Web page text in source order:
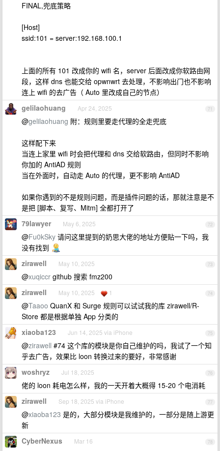
FINAL,兜底策略
[Host]
ssid:101 = server:192.168.100.1
上面的所有 101 改成你的 wifi 名，server 后面改成你软路由网
段，这样 dns 也能交给 opwnwrt 去处理，不影响出门也不影响
连上 wifi 的去广告（ Auto 里改成自己的节点）
71
gelilaohuang Apr 24, 2025
@gelilaohuang 附：规则里要走代理的全走兜底
这样配下来
当连上家里 wifi 时会把代理和 dns 交给软路由，但同时不影响
你加的 AntiAD 规则
当在外面时，自动走 Auto 的代理，更不影响 AntiAD
如果你遇到的不是规则问题，而是插件问题的话，那就注意是不
是把 [脚本、复写、Mitm] 全都打开了
72
79lawyer May 6, 2025
@Fu0kSky 请问这里提到的奶思大佬的地址方便贴一下吗，我
没有找到
73
zirawell May 10, 2025
@xuqiccr github 搜索 fmz200
74
zirawell May 10, 2025 1
@Taaoo QuanX 和 Surge 规则可以试试我的库 zirawell/R-
Store 都是根据单独 App 分类的
75
xiaoba123 Jun 14, 2025 via iPhone
@zirawell #74 这个库的模块是你自己维护的吗，我试了一个知
乎去广告，效果比 loon 转换过来的要好，非常感谢
76
woshryz Jul 18, 2025
佬的 loon 耗电怎么样，我的一天开着大概得 15-20 个电消耗
77
zirawell Sep 18, 2025 via iPhone
@xiaoba123 是的，大部分模块是我维护的，一部分是随上游更
新
78
CyberNexus Mar 16